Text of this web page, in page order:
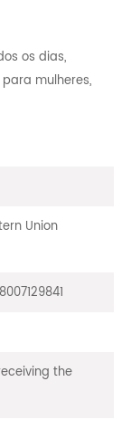
os dias,
mulheres,
Union
the